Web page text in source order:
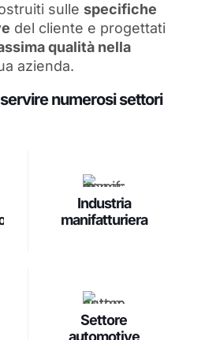
sulle specifiche
del cliente e progettati
qualità nella
azienda.
numerosi settori
Industria
manifatturiera
Settore
automotive